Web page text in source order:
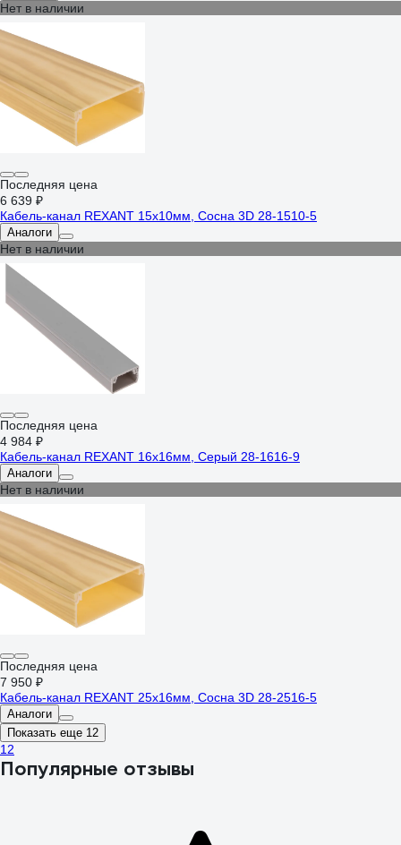
Нет в наличии
Последняя цена
6 639 ₽
Кабель-канал REXANT 15х10мм, Сосна 3D 28-1510-5
Аналоги
Нет в наличии
Последняя цена
4 984 ₽
Кабель-канал REXANT 16х16мм, Серый 28-1616-9
Аналоги
Нет в наличии
Последняя цена
7 950 ₽
Кабель-канал REXANT 25х16мм, Сосна 3D 28-2516-5
Аналоги
Показать еще 12
1 2
Популярные отзывы